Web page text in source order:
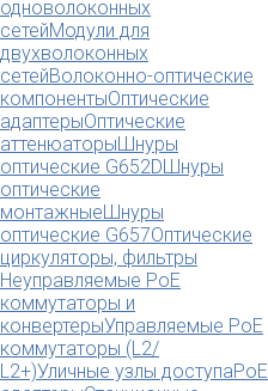
одноволоконных
сетейМодули для
двухволоконных
сетейВолоконно-оптические
компонентыОптические
адаптерыОптические
аттенюаторыШнуры
оптические G652DШнуры
оптические
монтажныеШнуры
оптические G657Оптические
циркуляторы, фильтры
Неуправляемые PoE
коммутаторы и
конвертерыУправляемые PoE
коммутаторы (L2/
L2+)Уличные узлы доступаPoE